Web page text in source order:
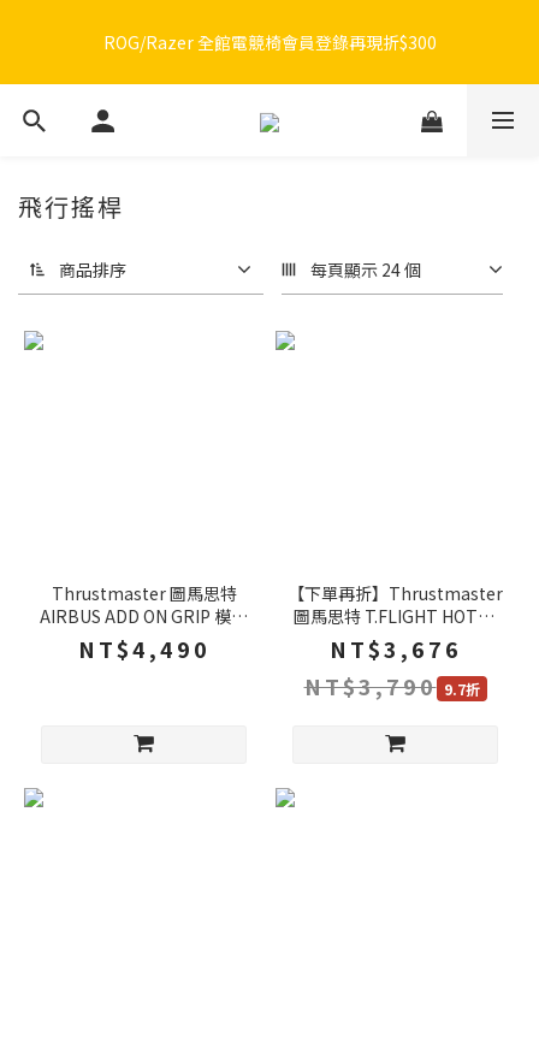
300
ROG/Razer 全館電競椅會員登錄再現折$300
🔥品牌限定滿額折🔥ROG周邊滿1500折100 / 2500折200 / 3000折
飛行搖桿
商品排序 每頁顯示 24 個
Thrustmaster 圖馬思特
AIRBUS ADD ON GRIP 模擬
飛行搖桿 雙模式扳機 精準控
制 飛行搖桿
NT$4,490
【下單再折】Thrustmaster
圖馬思特 T.FLIGHT HOTAS
5 MSFS 模擬飛行搖桿 支援
PS5 PS4 PC 雙舵系統 飛行搖
桿 搖桿
NT$3,676
NT$3,790 9.7折